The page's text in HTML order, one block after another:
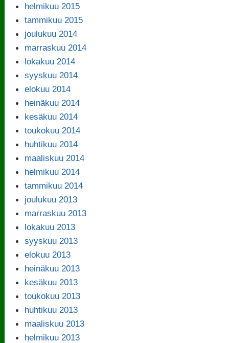
helmikuu 2015
tammikuu 2015
joulukuu 2014
marraskuu 2014
lokakuu 2014
syyskuu 2014
elokuu 2014
heinäkuu 2014
kesäkuu 2014
toukokuu 2014
huhtikuu 2014
maaliskuu 2014
helmikuu 2014
tammikuu 2014
joulukuu 2013
marraskuu 2013
lokakuu 2013
syyskuu 2013
elokuu 2013
heinäkuu 2013
kesäkuu 2013
toukokuu 2013
huhtikuu 2013
maaliskuu 2013
helmikuu 2013